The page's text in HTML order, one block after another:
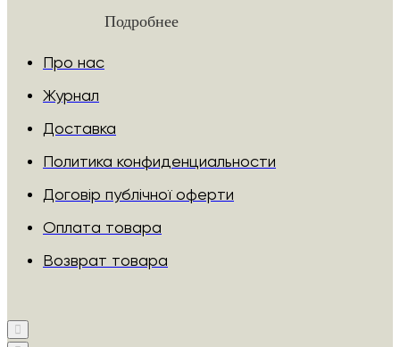
Подробнее
Про нас
Журнал
Доставка
Политика конфиденциальности
Договір публічної оферти
Оплата товара
Возврат товара